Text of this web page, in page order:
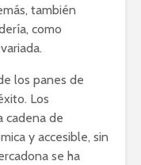
también
como
los panes de
Los
cadena de
y accesible, sin
se ha